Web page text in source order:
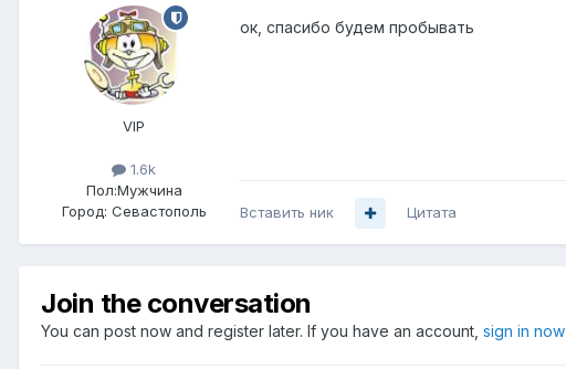
VIP
1.6k
Пол:Мужчина
Город: Севастополь
ок, спасибо будем пробывать
Вставить ник Цитата
Join the conversation
You can post now and register later. If you have an account, sign in now